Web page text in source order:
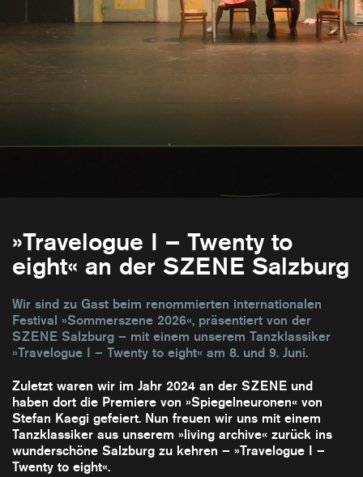
»Travelogue I – Twenty to
eight« an der SZENE Salzburg
Wir sind zu Gast beim renommierten internationalen
Festival »Sommerszene 2026«, präsentiert von der
SZENE Salzburg – mit einem unserem Tanzklassiker
»Travelogue I – Twenty to eight« am 8. und 9. Juni.
Zuletzt waren wir im Jahr 2024 an der SZENE und
haben dort die Premiere von »Spiegelneuronen« von
Stefan Kaegi gefeiert. Nun freuen wir uns mit einem
Tanzklassiker aus unserem »living archive« zurück ins
wunderschöne Salzburg zu kehren – »Travelogue I –
Twenty to eight«.